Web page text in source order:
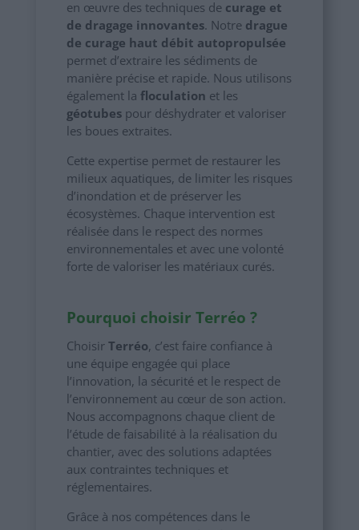
en œuvre des techniques de curage et
de dragage innovantes. Notre drague
de curage haut débit autopropulsée
permet d’extraire les sédiments de
manière précise et rapide. Nous utilisons
également la floculation et les
géotubespour déshydrater et valoriser
les boues extraites.
Cette expertise permet de restaurer les
milieux aquatiques, de limiter les risques
d’inondation et de préserver les
écosystèmes. Chaque intervention est
réalisée dans le respect des normes
environnementales et avec une volonté
forte de valoriser les matériaux curés.
Pourquoi choisir Terréo ?
Choisir Terréo, c’est faire confiance à
une équipe engagée qui place
l’innovation, la sécurité et le respect de
l’environnement au cœur de son action.
Nous accompagnons chaque client de
l’étude de faisabilité à la réalisation du
chantier, avec des solutions adaptées
aux contraintes techniques et
réglementaires.
Grâce à nos compétences dans le